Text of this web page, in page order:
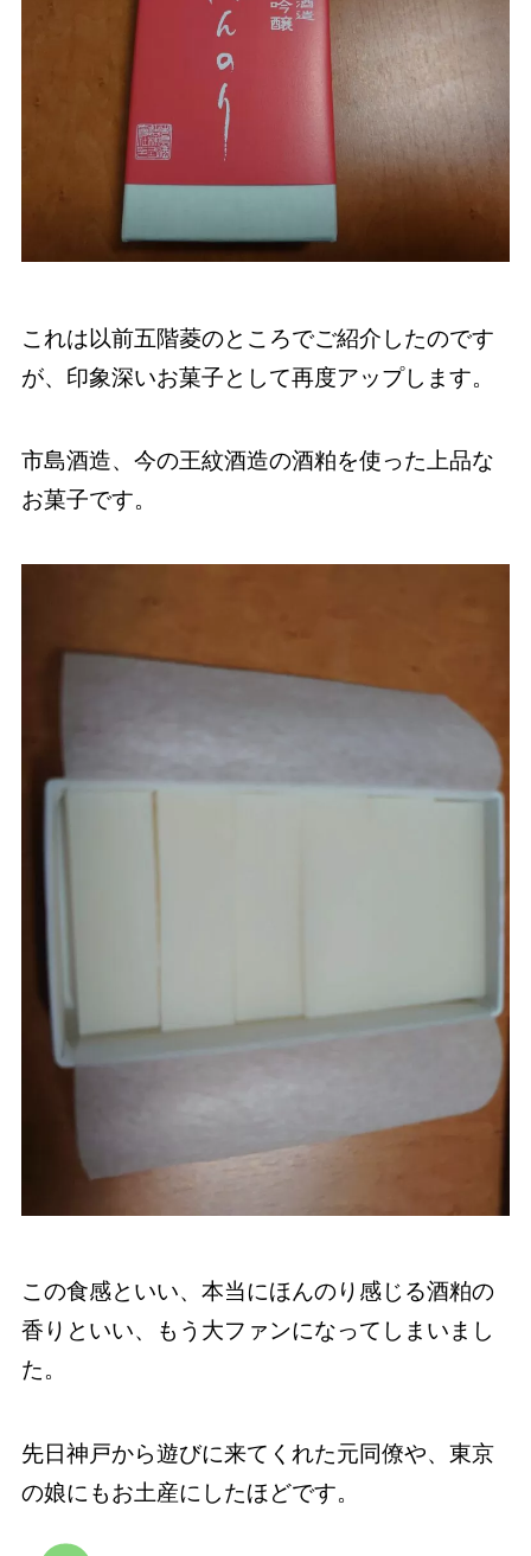
これは以前五階菱のところでご紹介したのです
が、印象深いお菓子として再度アップします。
市島酒造、今の王紋酒造の酒粕を使った上品な
お菓子です。
この食感といい、本当にほんのり感じる酒粕の
香りといい、もう大ファンになってしまいまし
た。
先日神戸から遊びに来てくれた元同僚や、東京
の娘にもお土産にしたほどです。